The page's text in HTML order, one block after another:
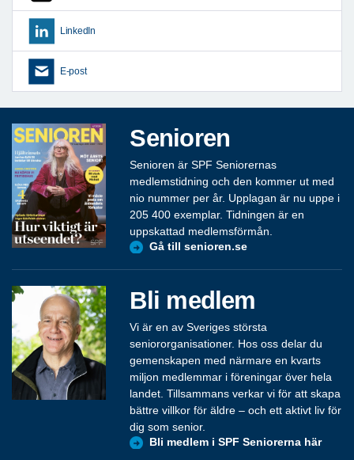
LinkedIn
E-post
Senioren
Senioren är SPF Seniorernas
medlemstidning och den kommer ut med
nio nummer per år. Upplagan är nu uppe i
205 400 exemplar. Tidningen är en
uppskattad medlemsförmån.
Gå till senioren.se
Bli medlem
Vi är en av Sveriges största
seniororganisationer. Hos oss delar du
gemenskapen med närmare en kvarts
miljon medlemmar i föreningar över hela
landet. Tillsammans verkar vi för att skapa
bättre villkor för äldre – och ett aktivt liv för
dig som senior.
Bli medlem i SPF Seniorerna här